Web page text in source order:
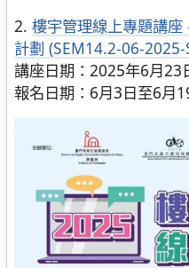
2. 樓宇管理線上專題講
計劃 (SEM14.2-06-2025-
講座日期：2025年6月
報名日期：6月3日至6月